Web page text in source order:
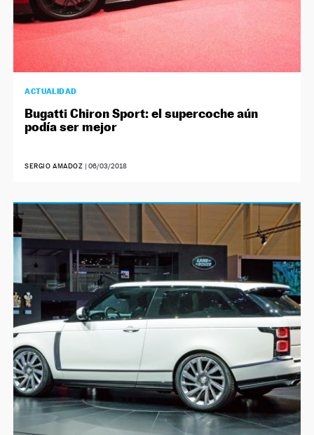
ACTUALIDAD
Bugatti Chiron Sport: el supercoche aún
podía ser mejor
SERGIO AMADOZ | 06/03/2018